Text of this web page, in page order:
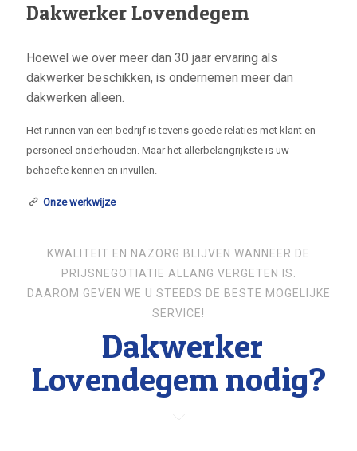
Dakwerker Lovendegem
Hoewel we over meer dan 30 jaar ervaring als
dakwerker beschikken, is ondernemen meer dan
dakwerken alleen.
Het runnen van een bedrijf is tevens goede relaties met klant en
personeel onderhouden. Maar het allerbelangrijkste is uw
behoefte kennen en invullen.
Onze werkwijze
KWALITEIT EN NAZORG BLIJVEN WANNEER DE
PRIJSNEGOTIATIE ALLANG VERGETEN IS.
DAAROM GEVEN WE U STEEDS DE BESTE MOGELIJKE
SERVICE!
Dakwerker
Lovendegem nodig?